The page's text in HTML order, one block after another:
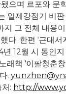
으며 르포와 문
일제강점기 비
그 전체 내용
다. 한편 '근대서
12월 시 동인
책 '이팔청춘
.
: http://